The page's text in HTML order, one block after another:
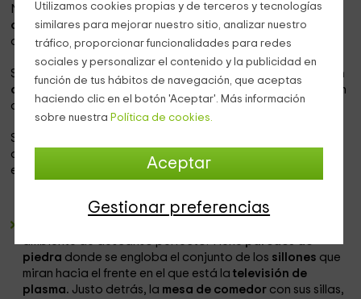
Utilizamos cookies propias y de terceros y tecnologías
similares para mejorar nuestro sitio, analizar nuestro
tráfico, proporcionar funcionalidades para redes
sociales y personalizar el contenido y la publicidad en
función de tus hábitos de navegación, que aceptas
haciendo clic en el botón 'Aceptar'. Más información
sobre nuestra Política de cookies.
Aceptar
Gestionar preferencias
Nuestro alojamiento se encuentra dentro de laprovincia
de Lleida,donde vas a encontrarel pueblo de Bescaran
donde vas a poder disfrutar de las mejores comodidades.
Se trata de una casa llena de encanto, que
pertenece a un
complejo de alojamientos
en el que te vas a sentir como en
casa, y donde vas a poder descansar tranquilamente.
Su
cama supletoria puede
llegar al máximo de 7 personas,
en el interior se reparten las siguientes estancias:
ambiente de descanso perfecto. Tieneparedes de
piedra donde se engloba el conjunto de los sillones que
miran hacia el frente en el que está latelevisión de
plasma. Justo detrás, la mesa de comedor con sus sillas,